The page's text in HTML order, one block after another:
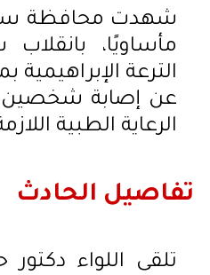
شهدت محافظة
مأساويًا،
الترعة
عن إصابة شخصين
الرعاية الطبية
تفاصيل الحادث
تلقى اللواء